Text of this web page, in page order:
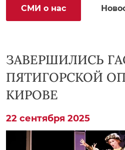
СМИ о нас
ЗАВЕРШИЛИСЬ
ПЯТИГОРСКОЙ
КИРОВЕ
22 сентября 2025